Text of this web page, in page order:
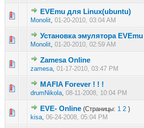
EVEmu для Linux(ubuntu)
Monolit, 01-20-2010, 03:04 AM
0 голос(ов) - 0 из 5 в среднем
12345
Установка эмулятора EVEmu
Monolit, 01-20-2010, 02:59 AM
0 голос(ов) - 0 из 5 в среднем
123 45
Zamesa Online
zamesa, 01-17-2010, 03:47 PM
0 голос(ов) - 0 из 5 в среднем
1
MAFIA Forever ! ! !
drumNikola, 08-11-2008, 10:04 PM
0 голос(ов) - 0 из 5 в среднем
1 2 3 4
EVE- Online (Страницы: 1 2 )
kisa, 06-24-2008, 05:04 PM
0 голос(ов) - 0 из 5 в среднем
123 45